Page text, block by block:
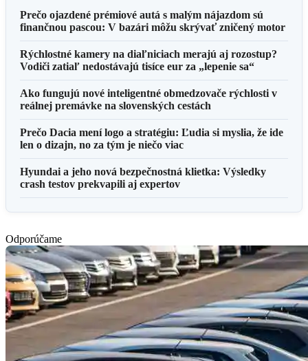
Prečo ojazdené prémiové autá s malým nájazdom sú
finančnou pascou: V bazári môžu skrývať zničený motor
Rýchlostné kamery na diaľniciach merajú aj rozostup?
Vodiči zatiaľ nedostávajú tisíce eur za „lepenie sa“
Ako fungujú nové inteligentné obmedzovače rýchlosti v
reálnej premávke na slovenských cestách
Prečo Dacia mení logo a stratégiu: Ľudia si myslia, že ide
len o dizajn, no za tým je niečo viac
Hyundai a jeho nová bezpečnostná klietka: Výsledky
crash testov prekvapili aj expertov
Odporúčame